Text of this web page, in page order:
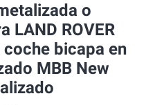
o
LAND ROVER
bicapa en
MBB New